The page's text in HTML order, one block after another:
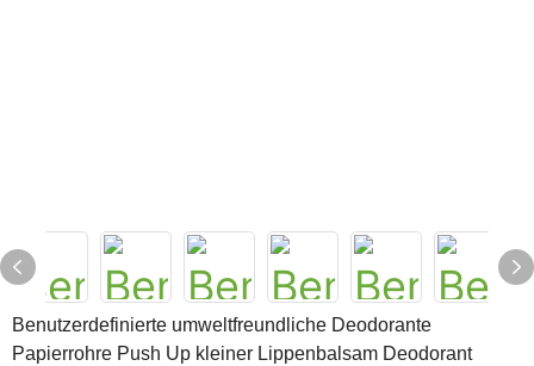
Benutzerdefinierte umweltfreundliche Deodorante
Papierrohre Push Up kleiner Lippenbalsam Deodorant